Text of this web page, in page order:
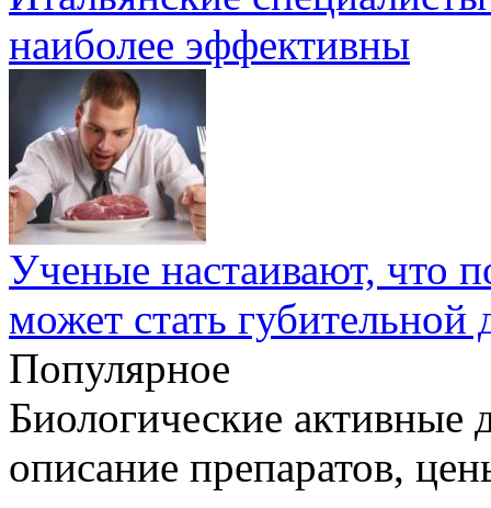
наиболее эффективны
Ученые настаивают, что
может стать губительной
Популярное
Биологические активные
описание препаратов,